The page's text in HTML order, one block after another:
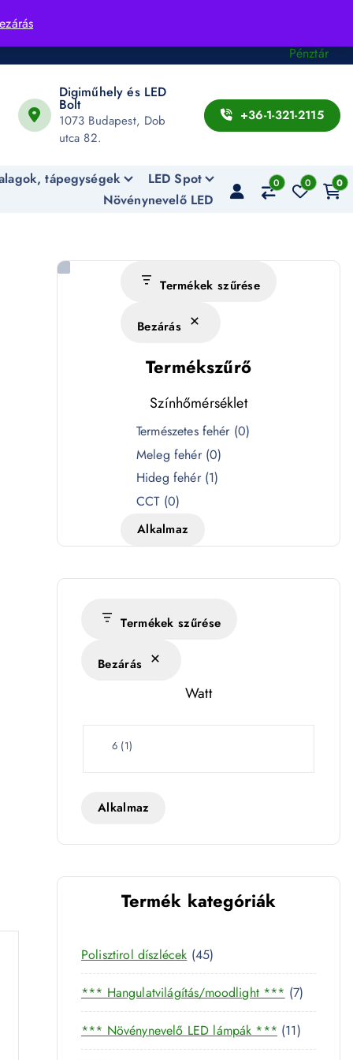
Pénztár
Digiműhely és LED
Bolt
1073 Budapest, Dob
utca 82.
+36-1-321-2115
tápegységek
LED Spot
Növénynevelő LED
0 0 0
Termékek szűrése
Bezárás
Termékszűrő
Színhőmérséklet
é
s
k
Természetes fehér (0)
Meleg fehér (0)
Hideg fehér (1)
CCT (0)
Alkalmaz
Termékek szűrése
Bezárás
Watt
W
t
6 (1)
Alkalmaz
Termék kategóriák
Polisztirol díszlécek 454
5
t
e
r
*** Hangulatvilágítás/moodlight *** 77
t
e
r
*** Növénynevelő LED lámpák *** 111
1